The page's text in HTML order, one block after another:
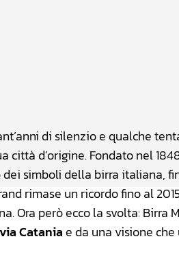
di silenzio e qualche
città d’origine. Fondato nel
dei simboli della birra italiana,
rimase un ricordo fino al
Ora però ecco la svolta: Birra
Catania e da una visione